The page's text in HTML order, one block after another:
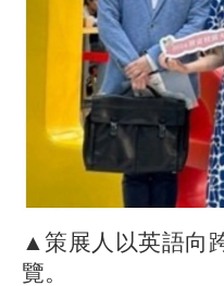
▲策展人以英語向
覽。